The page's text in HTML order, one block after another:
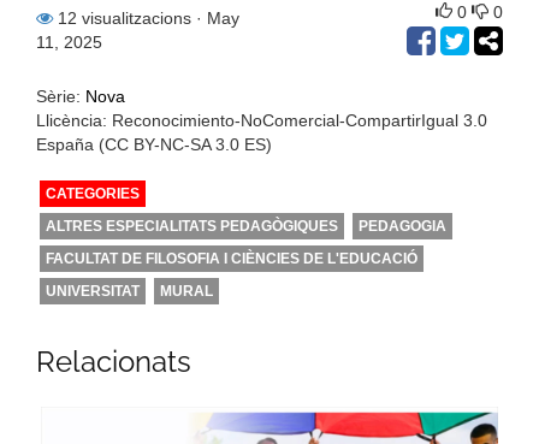
12 visualitzacions · May
11, 2025
0 0
Sèrie: Nova
Llicència: Reconocimiento-NoComercial-CompartirIgual 3.0
España (CC BY-NC-SA 3.0 ES)
CATEGORIES
ALTRES ESPECIALITATS PEDAGÒGIQUES
PEDAGOGIA
FACULTAT DE FILOSOFIA I CIÈNCIES DE L'EDUCACIÓ
UNIVERSITAT
MURAL
Relacionats